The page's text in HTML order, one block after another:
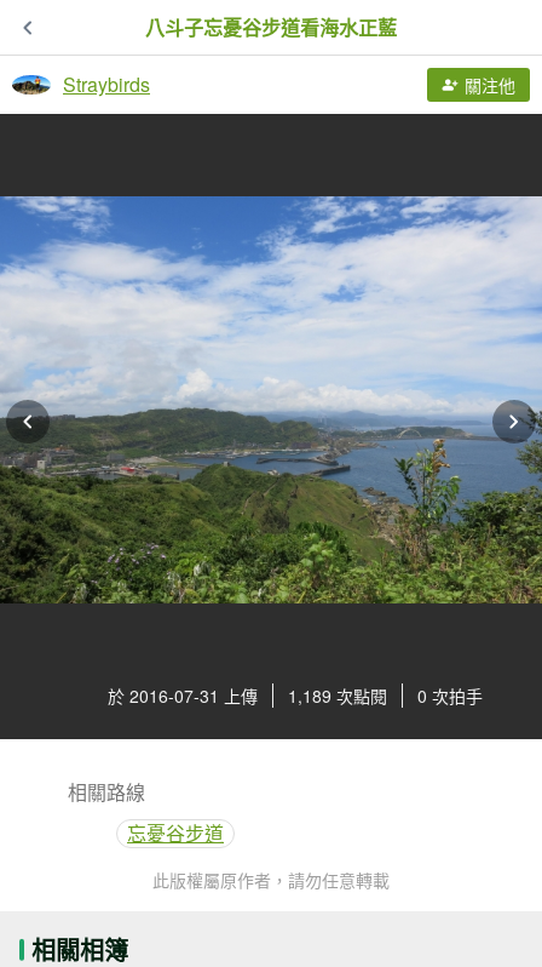
八斗子忘憂谷步道看海水正藍
Straybirds 關注他
於 2016-07-31 上傳 1,189 次點閱 0 次拍手
相關路線
忘憂谷步道
此版權屬原作者，請勿任意轉載
相關相簿